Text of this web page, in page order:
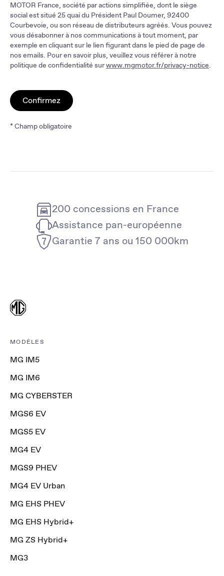
MOTOR France, société par actions simplifiée, dont le siège
social est situé 25 quai du Président Paul Doumer, 92400
Courbevoie, ou son réseau de distributeurs agréés. Vous pouvez
vous désabonner à nos communications à tout moment, par
exemple en cliquant sur le lien figurant dans le pied de page de
nos emails. Pour en savoir plus, veuillez vous référer à notre
politique de confidentialité surwww.mgmotor.fr/privacy-notice.
Confirmez
* Champ obligatoire
200 concessions en France
Assistance pan-européenne
Garantie 7 ans ou 150 000km
MODÈLES
MG IM5
MG IM6
MG CYBERSTER
MGS6 EV
MGS5 EV
MG4 EV
MGS9 PHEV
MG4 EV Urban
MG EHS PHEV
MG EHS Hybrid+
MG ZS Hybrid+
MG3